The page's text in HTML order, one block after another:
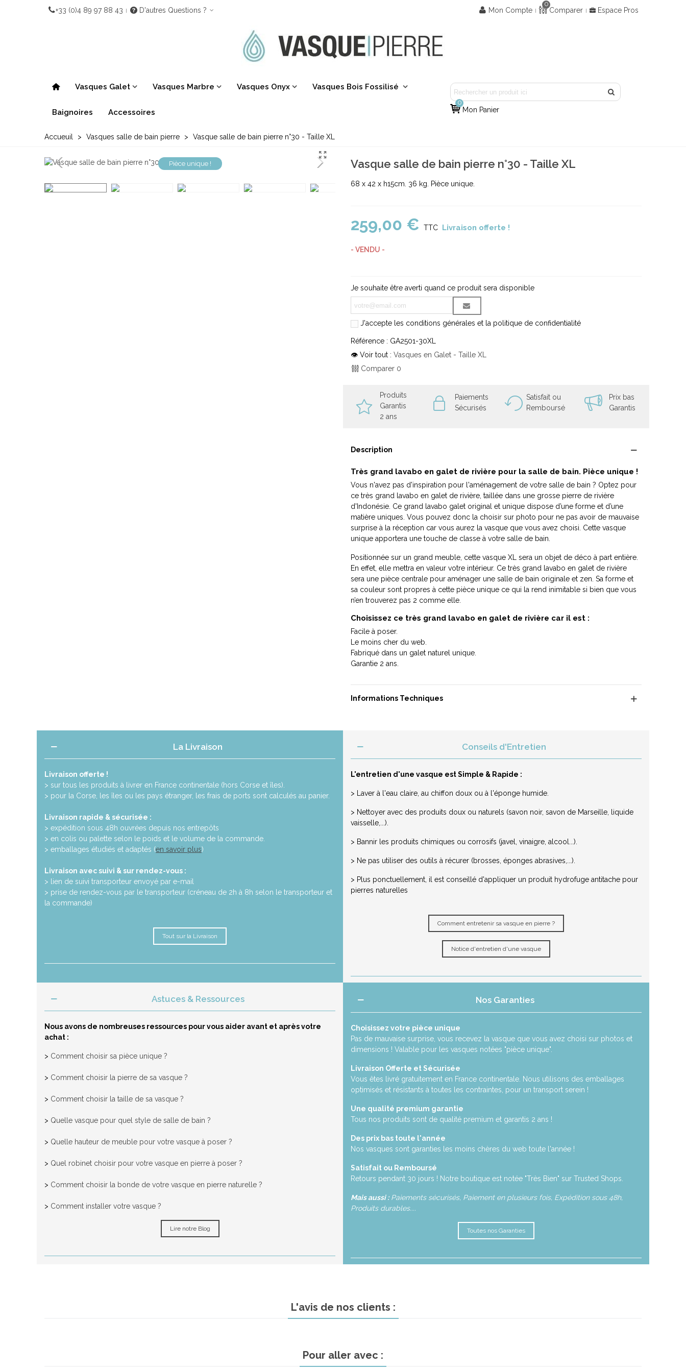
+33 (0)4 89 97 88 43 D'autres Questions ? Mon Compte
0
Comparer Espace Pros
Vasques Galet Vasques Marbre Vasques Onyx Vasques Bois Fossilisé
Baignoires Accessoires
0
Mon Panier
Accueuil > Vasques salle de bain pierre > Vasque salle de bain pierre n°30 - Taille XL
Pièce unique ! Vasque salle de bain pierre n°30 - Taille XL
68 x 42 x h15cm. 36 kg. Pièce unique.
259,00 € TTC Livraison offerte !
- VENDU -
Je souhaite être averti quand ce produit sera disponible
J'accepte les conditions générales et la politique de confidentialité
Référence : GA2501-30XL
👁 Voir tout : Vasques en Galet - Taille XL
Comparer 0
Produits
Garantis
2 ans
Paiements
Sécurisés
Satisfait ou
Remboursé
Prix bas
Garantis
Description
Très grand lavabo en galet de rivière pour la salle de bain. Pièce unique !
Vous n'avez pas d'inspiration pour l'aménagement de votre salle de bain ? Optez pour
ce très grand lavabo en galet de rivière, taillée dans une grosse pierre de rivière
d'Indonésie. Ce grand lavabo galet original et unique dispose d’une forme et d’une
matière uniques. Vous pouvez donc la choisir sur photo pour ne pas avoir de mauvaise
surprise à la réception car vous aurez la vasque que vous avez choisi. Cette vasque
unique apportera une touche de classe à votre salle de bain.
Positionnée sur un grand meuble, cette vasque XL sera un objet de déco à part entière.
En effet, elle mettra en valeur votre intérieur. Ce très grand lavabo en galet de rivière
sera une pièce centrale pour aménager une salle de bain originale et zen. Sa forme et
sa couleur sont propres à cette pièce unique ce qui la rend inimitable si bien que vous
n’en trouverez pas 2 comme elle.
Choisissez ce très grand lavabo en galet de rivière car il est :
Facile à poser.
Le moins cher du web.
Fabriqué dans un galet naturel unique.
Garantie 2 ans.
Informations Techniques
La Livraison
Livraison offerte !
> sur tous les produits à livrer en France continentale (hors Corse et îles).
> pour la Corse, les îles ou les pays étranger, les frais de ports sont calculés au panier.
Livraison rapide & sécurisée :
> expédition sous 48h ouvrées depuis nos entrepôts
> en colis ou palette selon le poids et le volume de la commande.
> emballages étudiés et adaptés (en savoir plus)
Livraison avec suivi & sur rendez-vous :
> lien de suivi transporteur envoyé par e-mail
> prise de rendez-vous par le transporteur (créneau de 2h à 8h selon le transporteur et
la commande)
Tout sur la Livraison
Conseils d'Entretien
L'entretien d'une vasque est Simple & Rapide :
> Laver à l'eau claire, au chiffon doux ou à l'éponge humide.
> Nettoyer avec des produits doux ou naturels (savon noir, savon de Marseille, liquide
vaisselle,...).
> Bannir les produits chimiques ou corrosifs (javel, vinaigre, alcool...).
> Ne pas utiliser des outils à récurer (brosses, éponges abrasives,...).
> Plus ponctuellement, il est conseillé d'appliquer un produit hydrofuge antitache pour
pierres naturelles
Comment entretenir sa vasque en pierre ?
Notice d'entretien d'une vasque
Astuces & Ressources
Nous avons de nombreuses ressources pour vous aider avant et après votre
achat :
> Comment choisir sa pièce unique ?
> Comment choisir la pierre de sa vasque ?
> Comment choisir la taille de sa vasque ?
> Quelle vasque pour quel style de salle de bain ?
> Quelle hauteur de meuble pour votre vasque à poser ?
> Quel robinet choisir pour votre vasque en pierre à poser ?
> Comment choisir la bonde de votre vasque en pierre naturelle ?
> Comment installer votre vasque ?
Lire notre Blog
Nos Garanties
Choisissez votre pièce unique
Pas de mauvaise surprise, vous recevez la vasque que vous avez choisi sur photos et
dimensions ! Valable pour les vasques notées "pièce unique".
Livraison Offerte et Sécurisée
Vous êtes livré gratuitement en France continentale. Nous utilisons des emballages
optimisés et résistants à toutes les contraintes, pour un transport serein !
Une qualité premium garantie
Tous nos produits sont de qualité premium et garantis 2 ans !
Des prix bas toute l'année
Nos vasques sont garanties les moins chères du web toute l'année !
Satisfait ou Remboursé
Retours pendant 30 jours ! Notre boutique est notée "Très Bien" sur Trusted Shops.
Mais aussi :Paiements sécurisés, Paiement en plusieurs fois, Expédition sous 48h,
Produits durables....
Toutes nos Garanties
L'avis de nos clients :
Pour aller avec :